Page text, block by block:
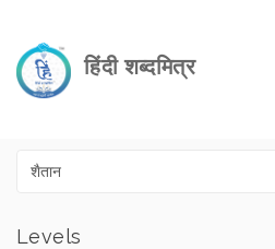
हिंदी शब्दमित्र
Levels